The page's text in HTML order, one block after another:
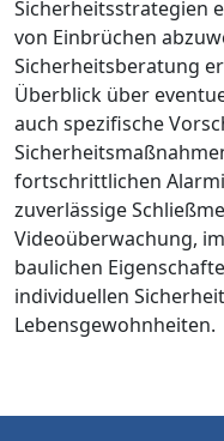
Sicherheitsstrategien
von Einbrüchen
Sicherheitsberatung
Überblick über
auch spezifische
fortschrittlichen
zuverlässige
Videoüberwachung,
baulichen
individuellen
Lebensgewohnheiten.